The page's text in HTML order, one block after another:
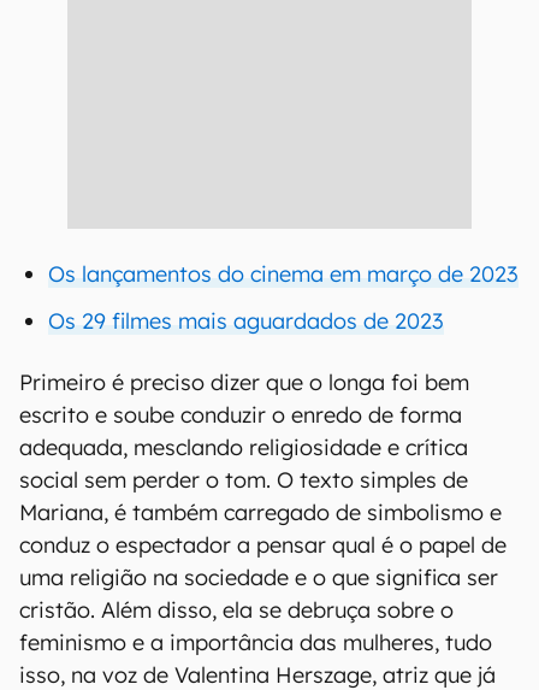
Os lançamentos do cinema em março de 2023
Os 29 filmes mais aguardados de 2023
Primeiro é preciso dizer que o longa foi bem
escrito e soube conduzir o enredo de forma
adequada, mesclando religiosidade e crítica
social sem perder o tom. O texto simples de
Mariana, é também carregado de simbolismo e
conduz o espectador a pensar qual é o papel de
uma religião na sociedade e o que significa ser
cristão. Além disso, ela se debruça sobre o
feminismo e a importância das mulheres, tudo
isso, na voz de Valentina Herszage, atriz que já